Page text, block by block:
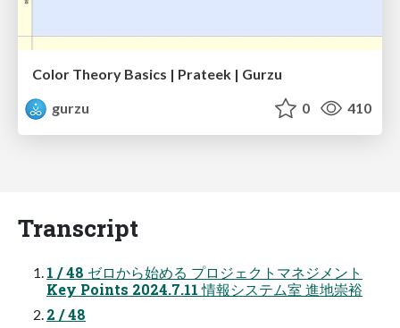
Color Theory Basics | Prateek | Gurzu
gurzu
0 410
Transcript
1 / 48 ゼロから始める プロジェクトマネジメント
Key Points 2024.7.11 情報システム室 進地崇裕
2 / 48